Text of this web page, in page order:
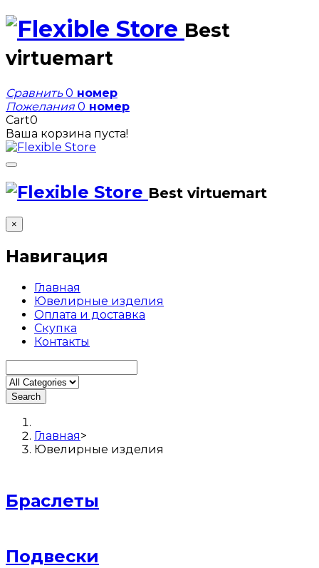
Best
virtuemart
Сравнить 0 номер
Пожелания 0 номер
Cart0
Ваша корзина пуста!
Best virtuemart
×
Навигация
Главная
Ювелирные изделия
Оплата и доставка
Скупка
Контакты
Search
Главная>
Ювелирные изделия
Браслеты
Подвески